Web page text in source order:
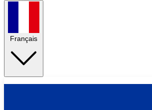
Français